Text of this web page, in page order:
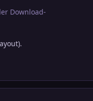
Download-